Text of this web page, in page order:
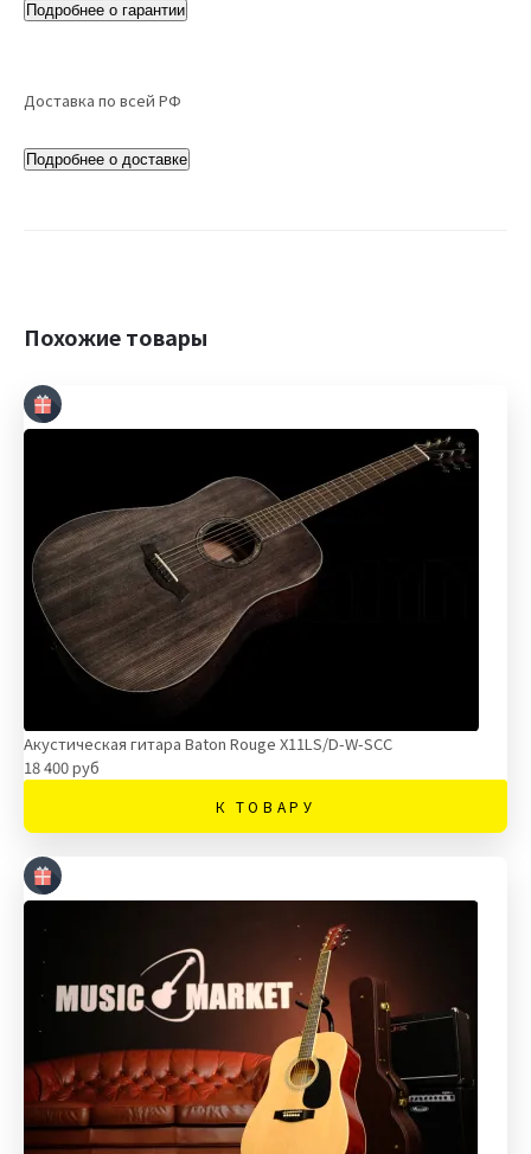
Подробнее о гарантии
Доставка по всей РФ
Подробнее о доставке
Похожие товары
Акустическая гитара Baton Rouge X11LS/D-W-SCC
18 400 руб
К ТОВАРУ